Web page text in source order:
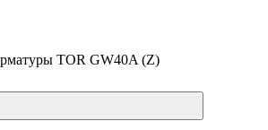
TOR GW40A (Z)